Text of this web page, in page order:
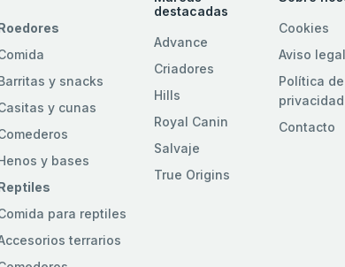
y snacks
y cunas
y bases
para reptiles
terrarios
destacadas
Advance
Criadores
Hills
Royal Canin
Salvaje
True Origins
Cookies
Aviso legal
Política de
privacidad
Contacto